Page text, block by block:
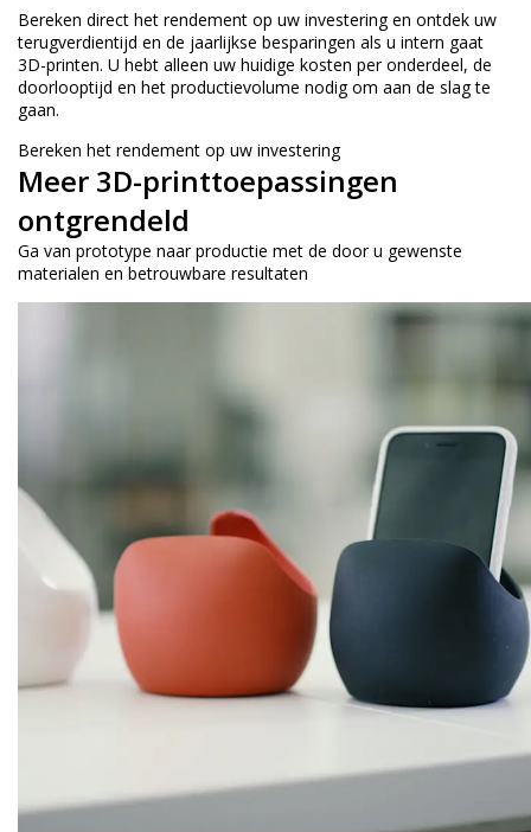
Bereken direct het rendement op uw investering en ontdek uw
terugverdientijd en de jaarlijkse besparingen als u intern gaat
3D-printen. U hebt alleen uw huidige kosten per onderdeel, de
doorlooptijd en het productievolume nodig om aan de slag te
gaan.
Bereken het rendement op uw investering
Meer 3D-printtoepassingen
ontgrendeld
Ga van prototype naar productie met de door u gewenste
materialen en betrouwbare resultaten